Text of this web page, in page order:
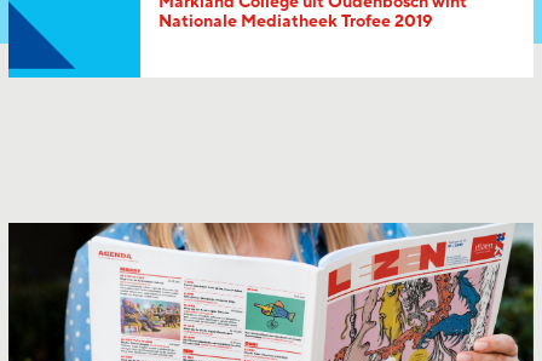
Nationale Mediatheek Trofee 2019